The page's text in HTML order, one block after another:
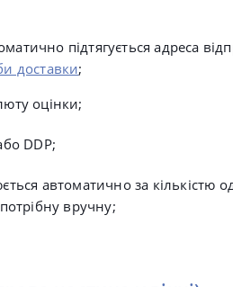
підтягується адреса
доставки;
оцінки;
DDP;
автоматично за кількістю
вручну;